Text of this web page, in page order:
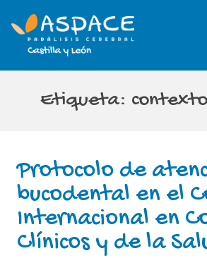
Etiqueta:
Protocolo de
bucodental en el
Internacional en
Clínicos y de la